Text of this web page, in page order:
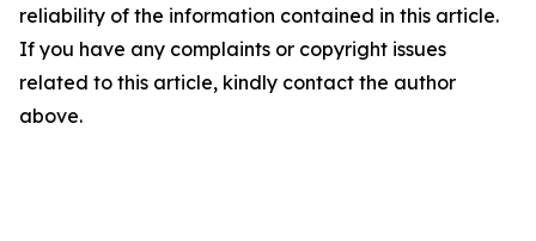
reliability of the information contained in this article.
If you have any complaints or copyright issues
related to this article, kindly contact the author
above.